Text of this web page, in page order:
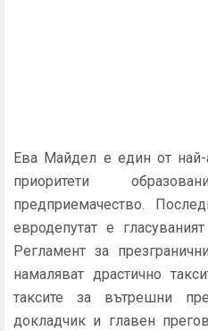
Ева Майдел е един от най-
приоритети
предприемачество.
евродепутат е
Регламент за
намаляват драстично
таксите за вътрешни
докладчик и главен